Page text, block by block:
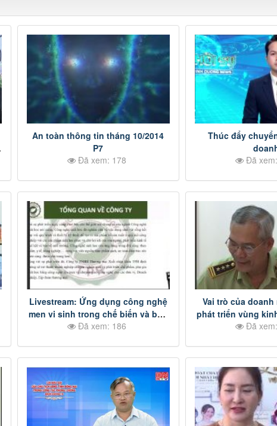
An toàn thông tin tháng 10/2014
P7
Đã xem: 178
Thúc đẩy
nghiệp ngành
Đã
Livestream: Ứng dụng công nghệ
men vi sinh trong chế biến và bảo
quản ớt tươi p1
Đã xem: 186
Vai trò của
phát triển vùng
phía
Đã